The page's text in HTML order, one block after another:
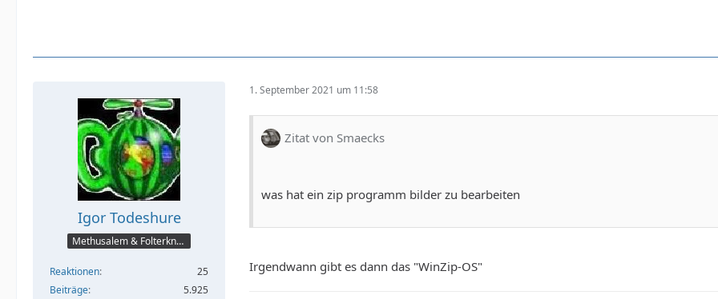
Igor Todeshure
Methusalem & Folterknecht
Reaktionen
25
Beiträge
5.925
1. September 2021 um 11:58
Zitat von Smaecks
was hat ein zip programm bilder zu bearbeiten
Irgendwann gibt es dann das "WinZip-OS"